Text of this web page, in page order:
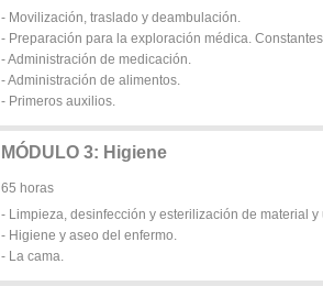
- Movilización, traslado y deambulación.
- Preparación para la exploración médica.
- Administración de medicación.
- Administración de alimentos.
- Primeros auxilios.
MÓDULO 3: Higiene
65 horas
- Limpieza, desinfección y esterilización de material y
- Higiene y aseo del enfermo.
- La cama.